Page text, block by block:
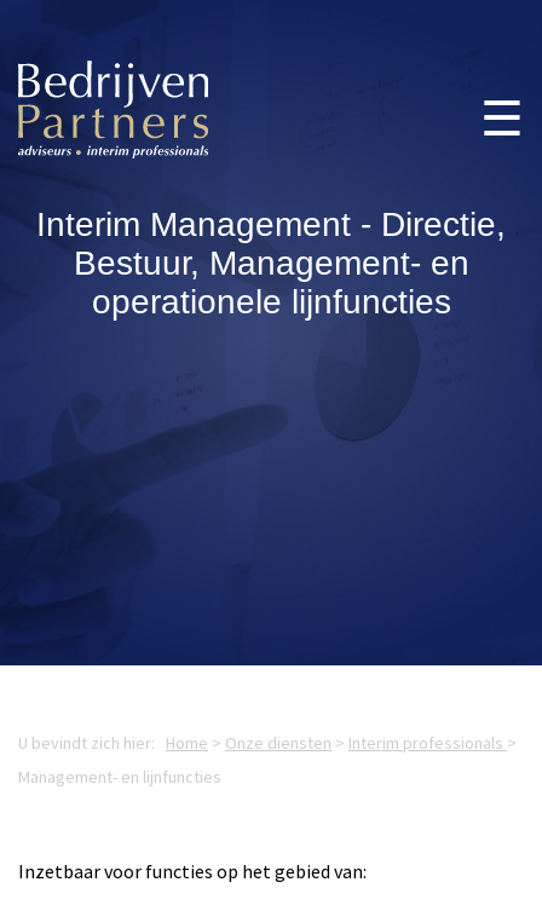
☰
Onze diensten
Onze partners
Contact
Interim Management - Directie,
Bestuur, Management- en
operationele lijnfuncties
U bevindt zich hier: Home > Onze diensten > Interim professionals >
Management- en lijnfuncties
Inzetbaar voor functies op het gebied van: